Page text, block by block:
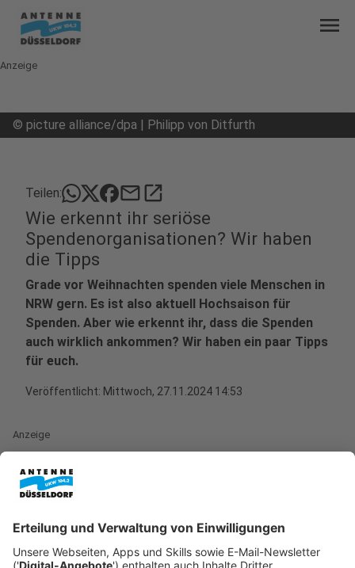
menu
Anzeige
© picture alliance/dpa | Philipp von Ditfurth
Teilen: mailopen_in_new
Wie erkennt ihr seriöse
Spendenorganisationen? Wir haben
die Tipps
Grade vor Weihnachten spenden viele Menschen in
NRW gern. Es ist also aktuell Hochsaison für
Spenden. Aber wie erkennt ihr, dass die Spenden
auch wirklich ankommen? Wir haben ein paar Tipps
für euch.
Veröffentlicht: Mittwoch, 27.11.2024 14:53
Anzeige
Auf das Spendensiegel achten
Anzeige